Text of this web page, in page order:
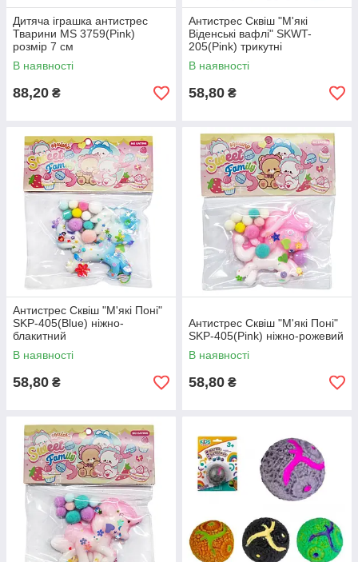
Дитяча іграшка антистрес
Тварини MS 3759(Pink)
розмір 7 см
В наявності
88,20 ₴
Антистрес Сквіш "М'які
Віденські вафлі" SKWT-
205(Pink) трикутні
В наявності
58,80 ₴
Антистрес Сквіш "М'які Поні"
SKP-405(Blue) ніжно-
блакитний
В наявності
58,80 ₴
Антистрес Сквіш "М'які Поні"
SKP-405(Pink) ніжно-рожевий
В наявності
58,80 ₴